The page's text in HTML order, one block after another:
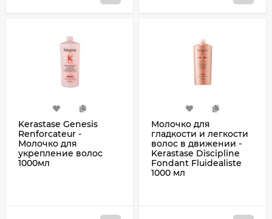
Kerastase Genesis
Renforcateur -
Молочко для
укрепление волос
1000мл
Молочко для
гладкости и легкости
волос в движении -
Kerastase Discipline
Fondant Fluidealiste
1000 мл